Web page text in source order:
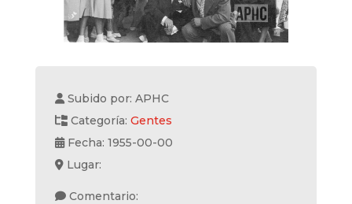
Subido por: APHC
Categoría: Gentes
Fecha: 1955-00-00
Lugar:
Comentario: